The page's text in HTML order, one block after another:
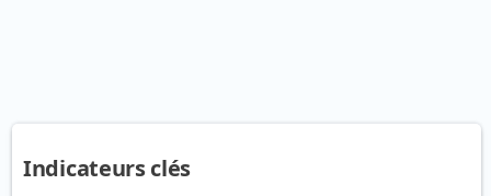
Indicateurs clés